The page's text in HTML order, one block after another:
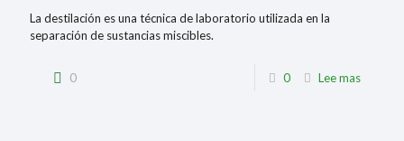
La destilación es una técnica de laboratorio utilizada en la
separación de sustancias miscibles.
0 0 Lee mas